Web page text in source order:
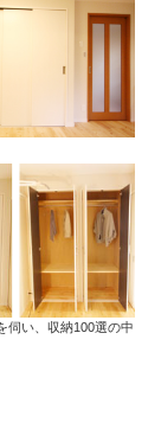
伺い、収納100選の中